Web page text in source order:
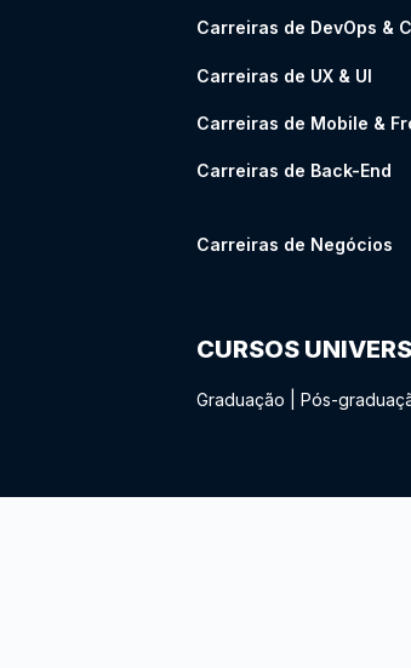
Carreiras de DevOps &
Carreiras de UX & UI
Carreiras de Mobile &
Carreiras de Back-End
Carreiras de Negócios
CURSOS
Graduação Pós-